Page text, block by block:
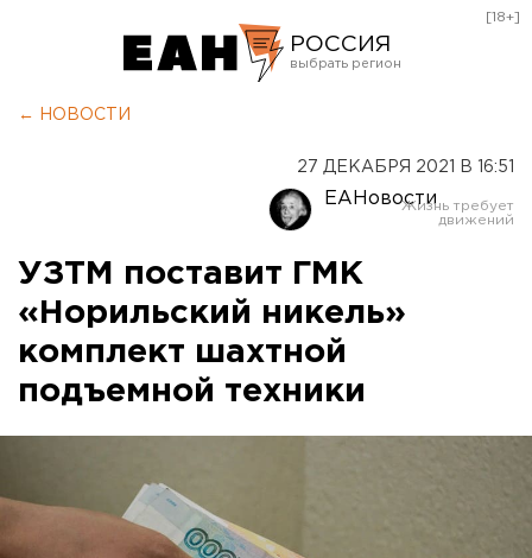
РОССИЯ
Оренбург
[18+]
← НОВОСТИ
27 ДЕКАБРЯ 2021 В 16:51
ЕАНовости
УЗТМ поставит ГМК
«Норильский никель»
комплект шахтной
подъемной техники